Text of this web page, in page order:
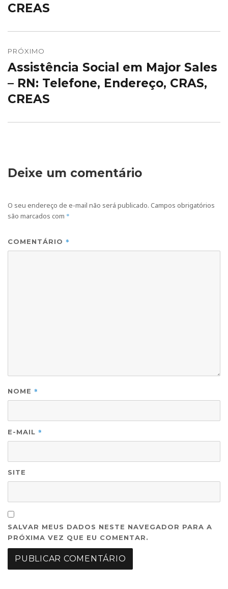
CREAS
PRÓXIMO
Próximo
post:
Assistência Social em Major Sales
– RN: Telefone, Endereço, CRAS,
CREAS
Deixe um comentário
O seu endereço de e-mail não será publicado. Campos obrigatórios
são marcados com *
COMENTÁRIO *
NOME *
E-MAIL *
SITE
SALVAR MEUS DADOS NESTE NAVEGADOR PARA A
PRÓXIMA VEZ QUE EU COMENTAR.